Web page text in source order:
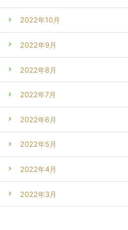
2022年10月
2022年9月
2022年8月
2022年7月
2022年6月
2022年5月
2022年4月
2022年3月